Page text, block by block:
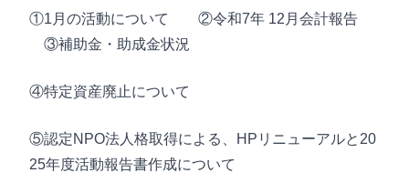
①1月の活動について ②令和7年 12月会計報告
③補助金・助成金状況
④特定資産廃止について
⑤認定NPO法人格取得による、HPリニューアルと20
25年度活動報告書作成について